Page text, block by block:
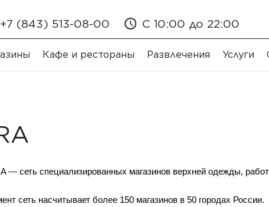
+7 (843) 513-08-00 С 10:00 до 22:00
Кафе и рестораны Развлечения Услуги
— сеть специализированных магазинов верхней одежды,
сеть насчитывает более 150 магазинов в 50 городах России.